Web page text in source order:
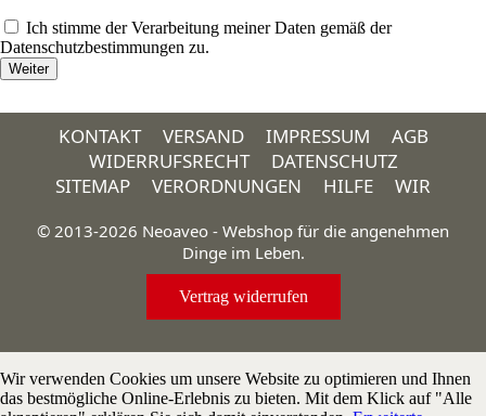
Ich stimme der Verarbeitung meiner Daten gemäß der
Datenschutzbestimmungen zu.
KONTAKT VERSAND IMPRESSUM
AGB
WIDERRUFSRECHT
DATENSCHUTZ
SITEMAP
VERORDNUNGEN HILFE WIR
© 2013-2026 Neoaveo - Webshop für die angenehmen
Dinge im Leben.
Vertrag widerrufen
Wir verwenden Cookies um unsere Website zu optimieren und Ihnen
das bestmögliche Online-Erlebnis zu bieten. Mit dem Klick auf "Alle